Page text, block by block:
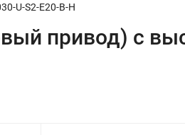
U-S2-E20-B-H
привод) c